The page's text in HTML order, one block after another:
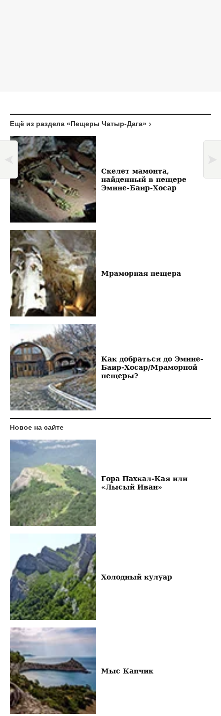
Ещё из раздела «Пещеры Чатыр-Дага»
Скелет мамонта,
найденный в пещере
Эмине-Баир-Хосар
Мраморная пещера
Как добраться до Эмине-
Баир-Хосар/Мраморной
пещеры?
Новое на сайте
Гора Пахкал-Кая или
«Лысый Иван»
Холодный кулуар
Мыс Капчик